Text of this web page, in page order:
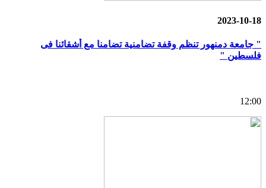
2023-10-18
" جامعة دمنهور تنظم وقفة تضامنية تضامنا مع أشقائنا فى
فلسطين "
12:00